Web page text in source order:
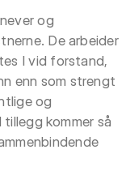
og
De arbeider
I vid forstand,
enn som strengt
og
kommer så